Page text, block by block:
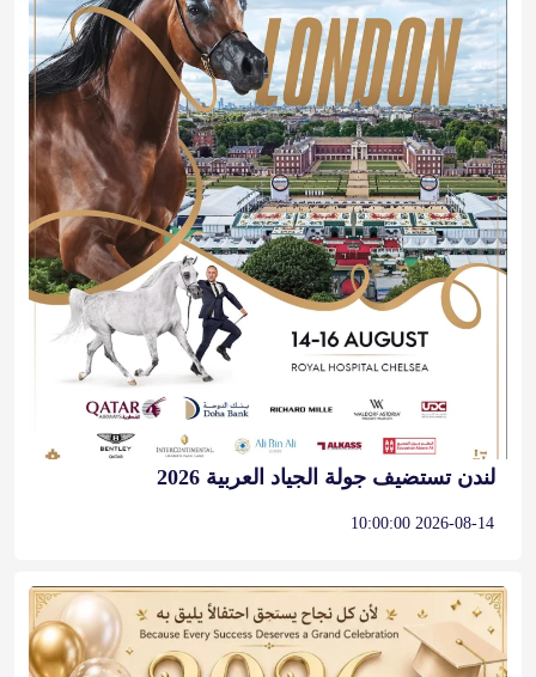
لندن تستضيف جولة الجياد العربية 2026
2026-08-14 10:00:00